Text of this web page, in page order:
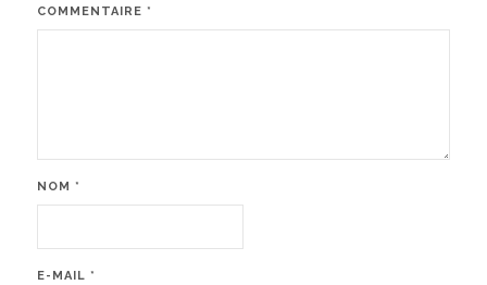
COMMENTAIRE *
NOM *
E-MAIL *